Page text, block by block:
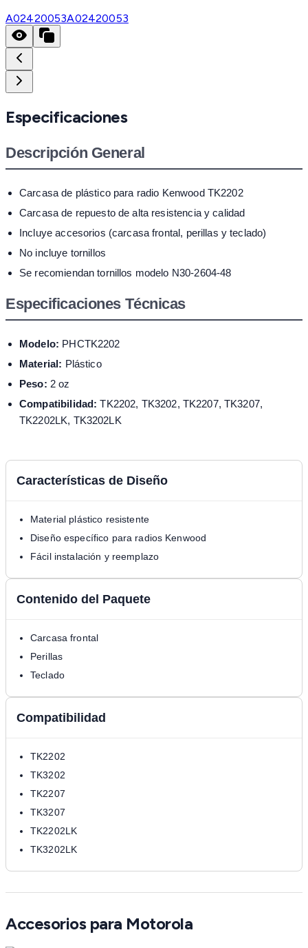
A02420053A02420053
Especificaciones
Descripción General
Carcasa de plástico para radio Kenwood TK2202
Carcasa de repuesto de alta resistencia y calidad
Incluye accesorios (carcasa frontal, perillas y teclado)
No incluye tornillos
Se recomiendan tornillos modelo N30-2604-48
Especificaciones Técnicas
Modelo: PHCTK2202
Material: Plástico
Peso: 2 oz
Compatibilidad: TK2202, TK3202, TK2207, TK3207,
TK2202LK, TK3202LK
Características de Diseño
Material plástico resistente
Diseño específico para radios Kenwood
Fácil instalación y reemplazo
Contenido del Paquete
Carcasa frontal
Perillas
Teclado
Compatibilidad
TK2202
TK3202
TK2207
TK3207
TK2202LK
TK3202LK
Accesorios para Motorola